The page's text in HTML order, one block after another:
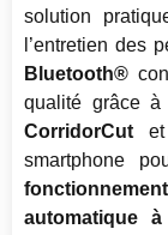
solution
l’entretien des
Bluetooth®
qualité grâce à
CorridorCut
smartphone
automatique